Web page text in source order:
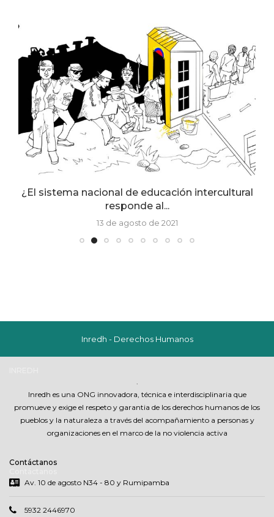
¿El sistema nacional de educación intercultural
responde al...
13 de agosto de 2021
Inredh - Derechos Humanos
.
Inredh es una ONG innovadora, técnica e interdisciplinaria que
promueve y exige el respeto y garantia de los derechos humanos de los
pueblos y la naturaleza a través del acompañamiento a personas y
organizaciones en el marco de la no violencia activa
Contáctanos
Av. 10 de agosto N34 - 80 y Rumipamba
5932 2446970